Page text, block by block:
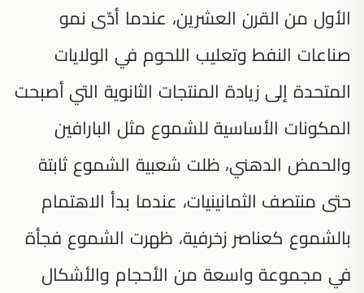
الأول من القرن العشرين، عندما أدّى نمو
صناعات النفط وتعليب اللحوم في الولايات
المتحدة إلى زيادة المنتجات الثانوية التي أصبحت
المكونات الأساسية للشموع مثل البارافين
والحمض الدهني، ظلت شعبية الشموع ثابتة
حتى منتصف الثمانينيات، عندما بدأ الاهتمام
بالشموع كعناصر زخرفية، ظهرت الشموع فجأة
في مجموعة واسعة من الأحجام والأشكال